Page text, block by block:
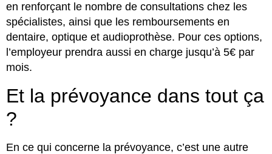
en renforçant le nombre de consultations chez les
spécialistes, ainsi que les remboursements en
dentaire, optique et audioprothèse. Pour ces options,
l’employeur prendra aussi en charge jusqu’à 5€ par
mois.
Et la prévoyance dans tout ça
?
En ce qui concerne la prévoyance, c’est une autre